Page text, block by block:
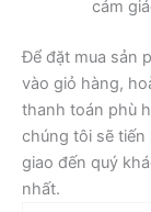
cảm
Để đặt mua sản
vào giỏ hàng,
thanh toán phù
chúng tôi sẽ
giao đến quý
nhất.